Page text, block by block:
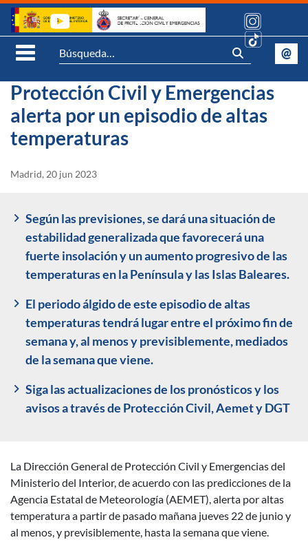
Saltar al contenido
Abrir Menú móvil
Síguenos:
@
Protección Civil y Emergencias
alerta por un episodio de altas
temperaturas
Madrid, 20 jun 2023
Según las previsiones, se dará una situación de
estabilidad generalizada que favorecerá una
fuerte insolación y un aumento progresivo de las
temperaturas en la Península y las Islas Baleares.
El periodo álgido de este episodio de altas
temperaturas tendrá lugar entre el próximo fin de
semana y, al menos y previsiblemente, mediados
de la semana que viene.
Siga las actualizaciones de los pronósticos y los
avisos a través de Protección Civil,AemetyDGT
La Dirección General de Protección Civil y Emergencias del
Ministerio del Interior, de acuerdo con las predicciones de la
Agencia Estatal de Meteorología (AEMET), alerta por altas
temperatura a partir de pasado mañana jueves 22 de junio y
al menos, y previsiblemente, hasta la semana que viene.